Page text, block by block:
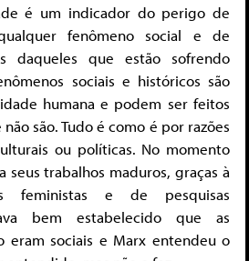
é um indicador do perigo de
fenômeno social e de
daqueles que estão sofrendo
sociais e históricos são
humana e podem ser feitos
são. Tudo é como é por razões
ou políticas. No momento
seus trabalhos maduros, graças à
feministas e de pesquisas
bem estabelecido que as
eram sociais e Marx entendeu o